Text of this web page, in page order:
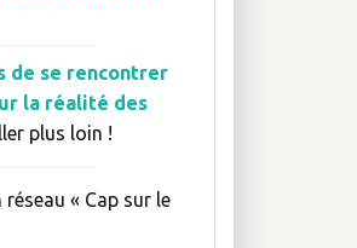
de se rencontrer
la réalité des
plus loin !
« Cap sur le